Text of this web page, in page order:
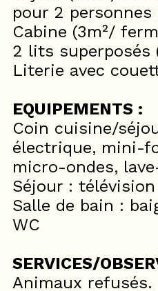
pour 2 personnes
Cabine (3m²/
2 lits superposés
Literie avec
EQUIPEMENTS :
Coin cuisine/
électrique, mini-
micro-ondes,
Séjour : télévision
Salle de bain :
WC
SERVICES/
Animaux